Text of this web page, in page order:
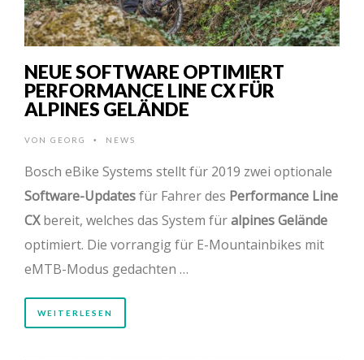
NEUE SOFTWARE OPTIMIERT
PERFORMANCE LINE CX FÜR
ALPINES GELÄNDE
VON GEORG • NEWS
Bosch eBike Systems stellt für 2019 zwei optionale
Software-Updatesfür Fahrer des Performance Line
CXbereit, welches das System füralpines Gelände
optimiert. Die vorrangig für E-Mountainbikes mit
eMTB-Modus gedachten …
WEITERLESEN